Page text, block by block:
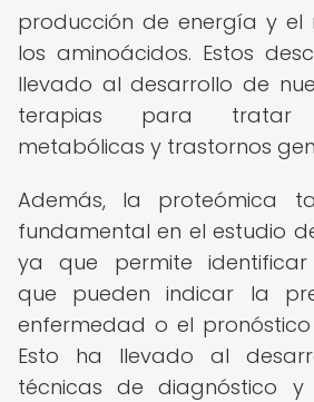
producción de energía y el
los aminoácidos. Estos
llevado al desarrollo de
terapias para tratar
metabólicas y trastornos
Además, la proteómica
fundamental en el estudio
ya que permite identificar
que pueden indicar la
enfermedad o el
Esto ha llevado al
técnicas de diagnóstico y